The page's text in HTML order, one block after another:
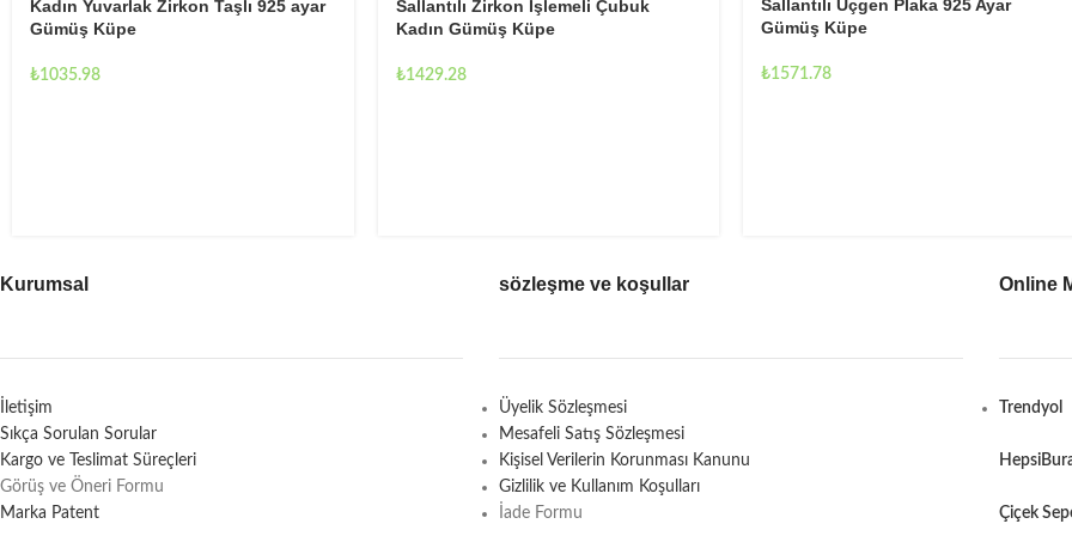
Kadın Yuvarlak Zirkon Taşlı 925 ayar
Gümüş Küpe
₺1035.98
Sallantılı Zirkon İşlemeli Çubuk
Kadın Gümüş Küpe
₺1429.28
Sallantılı Üçgen Plaka 925 Ayar
Gümüş Küpe
₺1571.78
Kurumsal
İletişim
Sıkça Sorulan Sorular
Kargo ve Teslimat Süreçleri
Görüş ve Öneri Formu
Marka Patent
sözleşme ve koşullar
Üyelik Sözleşmesi
Mesafeli Satış Sözleşmesi
Kişisel Verilerin Korunması Kanunu
Gizlilik ve Kullanım Koşulları
İade Formu
Online
Trendyol
Çiçek